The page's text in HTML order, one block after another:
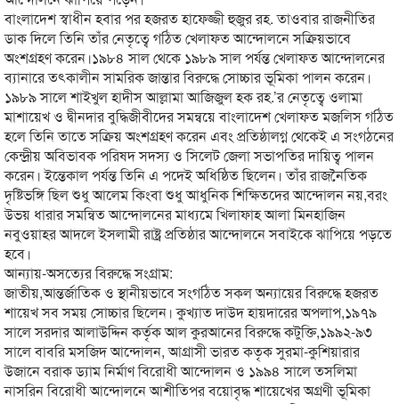
বাংলাদেশ স্বাধীন হবার পর হজরত হাফেজ্জী হুজুর রহ. তাওবার রাজনীতির
ডাক দিলে তিনি তাঁর নেতৃত্বে গঠিত খেলাফত আন্দোলনে সক্রিয়ভাবে
অংশগ্রহণ করেন।১৯৮৪ সাল থেকে ১৯৮৯ সাল পর্যন্ত খেলাফত আন্দোলনের
ব্যানারে তৎকালীন সামরিক জান্তার বিরুদ্ধে সোচ্চার ভূমিকা পালন করেন।
১৯৮৯ সালে শাইখুল হাদীস আল্লামা আজিজুল হক রহ.’র নেতৃত্বে ওলামা
মাশায়েখ ও দ্বীনদার বুদ্ধিজীবীদের সমন্বয়ে বাংলাদেশ খেলাফত মজলিস গঠিত
হলে তিনি তাতে সক্রিয় অংশগ্রহণ করেন এবং প্রতিষ্ঠালগ্ন থেকেই এ সংগঠনের
কেন্দ্রীয় অবিভাবক পরিষদ সদস্য ও সিলেট জেলা সভাপতির দায়িত্ব পালন
করেন। ইন্তেকাল পর্যন্ত তিনি এ পদেই অধিষ্ঠিত ছিলেন। তাঁর রাজনৈতিক
দৃষ্টিভঙ্গি ছিল শুধু আলেম কিংবা শুধু আধুনিক শিক্ষিতদের আন্দোলন নয়,বরং
উভয় ধারার সমন্বিত আন্দোলনের মাধ্যমে খিলাফাহ আলা মিনহাজিন
নবুওয়াহর আদলে ইসলামী রাষ্ট্র প্রতিষ্ঠার আন্দোলনে সবাইকে ঝাপিয়ে পড়তে
হবে।
আন্যায়-অসত্যের বিরুদ্ধে সংগ্রাম:
জাতীয়,আন্তর্জাতিক ও স্থানীয়ভাবে সংগঠিত সকল অন্যায়ের বিরুদ্ধে হজরত
শায়েখ সব সময় সোচ্চার ছিলেন। কুখ্যাত দাউদ হায়দারের অপলাপ,১৯৭৯
সালে সরদার আলাউদ্দিন কর্তৃক আল কুরআনের বিরুদ্ধে কটুক্তি,১৯৯২-৯৩
সালে বাবরি মসজিদ আন্দোলন, আগ্রাসী ভারত কতৃক সুরমা-কুশিয়ারার
উজানে বরাক ড্যাম নির্মাণ বিরোধী আন্দোলন ও ১৯৯৪ সালে তসলিমা
নাসরিন বিরোধী আন্দোলনে আশীতিপর বয়োবৃদ্ধ শায়েখের অগ্রণী ভূমিকা